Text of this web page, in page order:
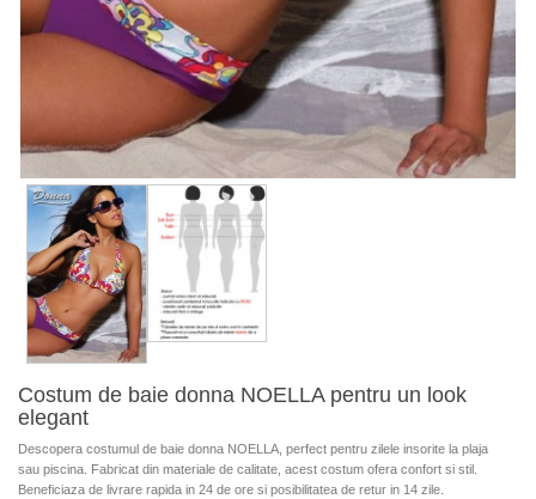
Costum de baie donna NOELLA pentru un look
elegant
Descopera costumul de baie donna NOELLA, perfect pentru zilele insorite la plaja
sau piscina. Fabricat din materiale de calitate, acest costum ofera confort si stil.
Beneficiaza de livrare rapida in 24 de ore si posibilitatea de retur in 14 zile.